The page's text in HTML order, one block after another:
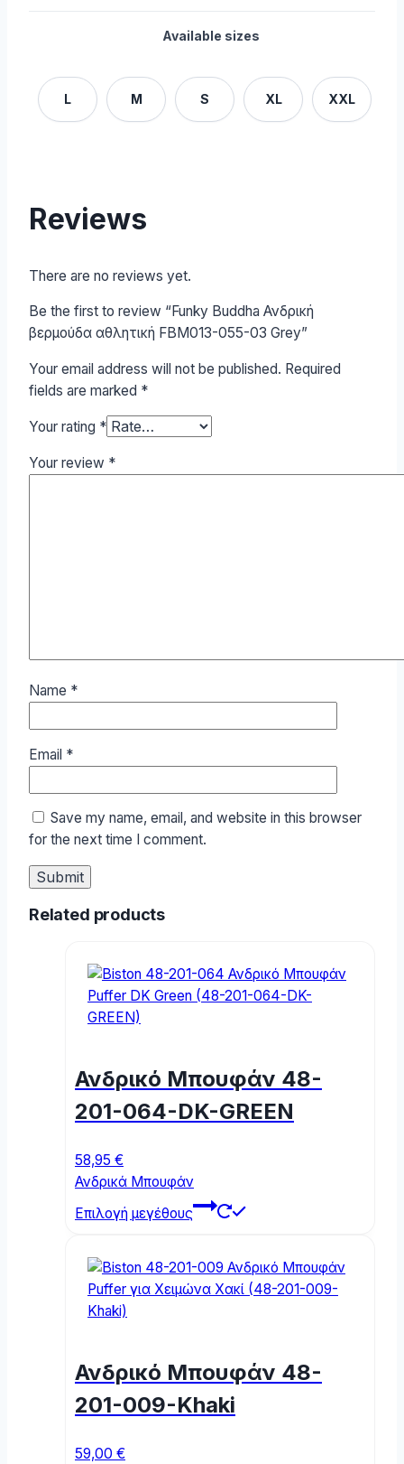
Available sizes
L M S XL XXL
Reviews
There are no reviews yet.
Be the first to review “Funky Buddha Ανδρική
βερμούδα αθλητική FBM013-055-03 Grey”
Your email address will not be published. Required
fields are marked *
Your rating *
Your review *
Name *
Email *
Save my name, email, and website in this browser
for the next time I comment.
Related products
Ανδρικό Μπουφάν 48-
201-064-DK-GREEN
58,95 €
Ανδρικά Μπουφάν
Επιλογή μεγέθους
multiple
variants.
be
Ανδρικό Μπουφάν 48-
201-009-Khaki
59,00 €